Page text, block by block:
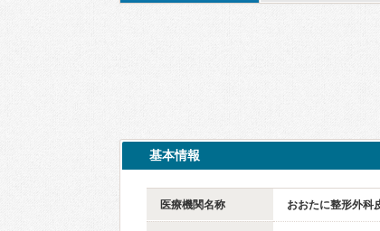
基本情報
医療機関名称 おおたに整形外科